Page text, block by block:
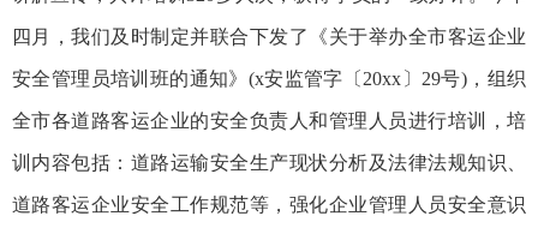
四月，我们及时制定并联合下发了《关于举办全市客运企业
安全管理员培训班的通知》(x安监管字〔20xx〕29号)，组织
全市各道路客运企业的安全负责人和管理人员进行培训，培
训内容包括：道路运输安全生产现状分析及法律法规知识、
道路客运企业安全工作规范等，强化企业管理人员安全意识